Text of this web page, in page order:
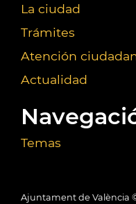
La ciudad
Trámites
Atención
Actualidad
Temas
Ajuntament de València